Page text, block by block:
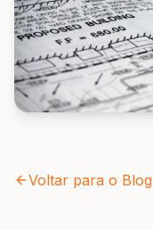
Voltar para o Blog